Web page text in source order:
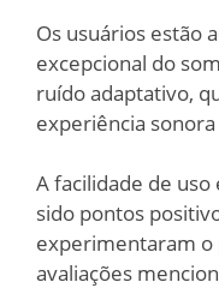
Os usuários estão
excepcional do
ruído adaptativo,
experiência
A facilidade de uso
sido pontos
experimentaram o
avaliações